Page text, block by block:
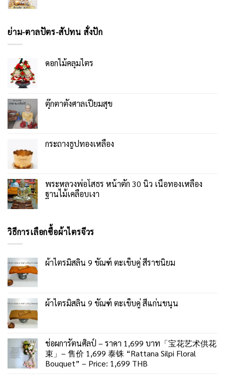
ย่าม-ตาลปัตร-สัปทน สั่งปัก
ดอกไม้คลุมไตร
ตุ๊กตาตั้งศาลเปี่ยมสุข
กระถางธูปทองเหลือง
พระหลวงพ่อโสธร หน้าตัก 30 นิ้ว เนื้อทองเหลือง
ฐานไม้เคลือบเงา
วิธีการเลือกซื้อผ้าไตรจีวร
ผ้าไตรมิสลิน 9 ขัณฑ์ ตะเข็บคู่ สีราชนิยม
ผ้าไตรมิสลิน 9 ขัณฑ์ ตะเข็บคู่ สีแก่นขนุน
ช่อผการัตนศิลป์ – ราคา 1,699 บาท「宝花艺术供花
束」– 售价 1,699 泰铢 “Rattana Silpi Floral
Bouquet” – Price: 1,699 THB